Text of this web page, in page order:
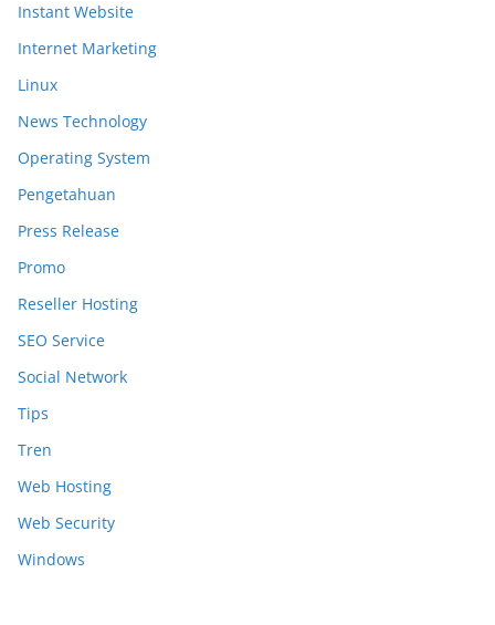
Instant Website
Internet Marketing
Linux
News Technology
Operating System
Pengetahuan
Press Release
Promo
Reseller Hosting
SEO Service
Social Network
Tips
Tren
Web Hosting
Web Security
Windows